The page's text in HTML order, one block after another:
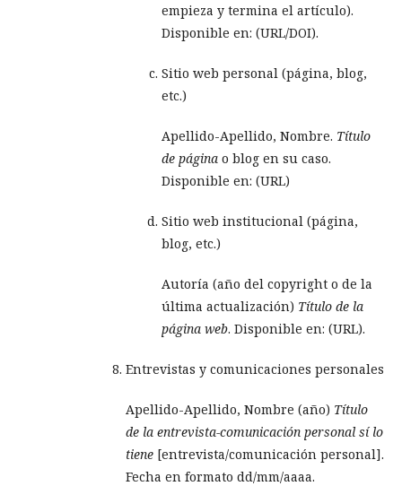
empieza y termina el artículo).
Disponible en: (URL/DOI).
Sitio web personal (página, blog,
etc.)
Apellido-Apellido, Nombre. Título
de página o blog en su caso.
Disponible en: (URL)
Sitio web institucional (página,
blog, etc.)
Autoría (año del copyright o de la
última actualización) Título de la
página web. Disponible en: (URL).
Entrevistas y comunicaciones personales
Apellido-Apellido, Nombre (año) Título
de la entrevista-comunicación personal sí lo
tiene [entrevista/comunicación personal].
Fecha en formato dd/mm/aaaa.